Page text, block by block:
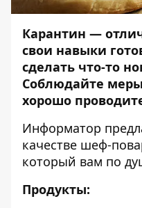
Карантин —
свои навыки
сделать что-то
Соблюдайте
хорошо
Информатор
качестве шеф-
который вам по
Продукты: